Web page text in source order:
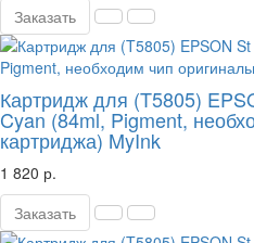
Заказать
Картридж для (T5805)
Cyan (84ml, Pigment,
картриджа) MyInk
1 820 р.
Заказать